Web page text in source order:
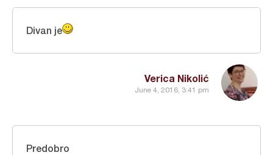
Verica Nikolić
June 4, 2016, 3:41 pm
Divan je
Predobro